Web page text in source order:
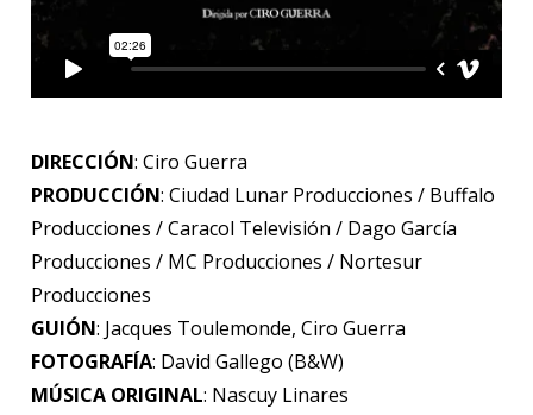
DIRECCIÓN: Ciro Guerra
PRODUCCIÓN: Ciudad Lunar Producciones / Buffalo
Producciones / Caracol Televisión / Dago García
Producciones / MC Producciones / Nortesur
Producciones
GUIÓN: Jacques Toulemonde, Ciro Guerra
FOTOGRAFÍA: David Gallego (B&W)
MÚSICA ORIGINAL: Nascuy Linares